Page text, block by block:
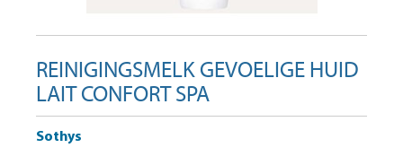
REINIGINGSMELK GEVOELIGE HUID
LAIT CONFORT SPA
Sothys